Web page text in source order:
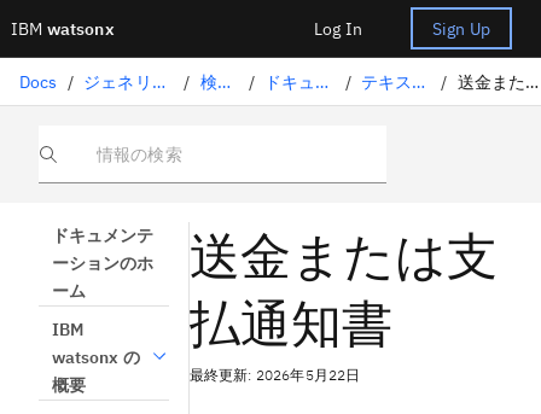
IBM watsonx Log In Sign Up
Docs / ジェネリックAIソリューション / 検索拡張生成 / ドキュメントを理解する / テキスト処理パラメータ / 送金または支払通知スキーマ
情報の検索
ドキュメンテ
ーションのホ
ーム
IBM
watsonx の
概要
送金または支
払通知書
最終更新: 2026年5月22日